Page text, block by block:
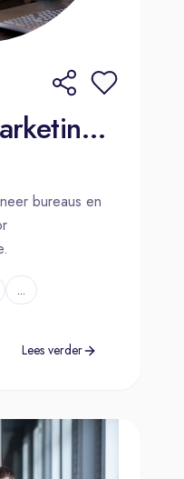
Stagiair(e) Marketing & communicatie
bureaus en
...
Lees verder